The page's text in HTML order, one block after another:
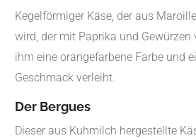
Kegelförmiger Käse, der aus
wird, der mit Paprika und
ihm eine orangefarbene Farbe und
Geschmack verleiht.
Der Bergues
Dieser aus Kuhmilch hergestellte